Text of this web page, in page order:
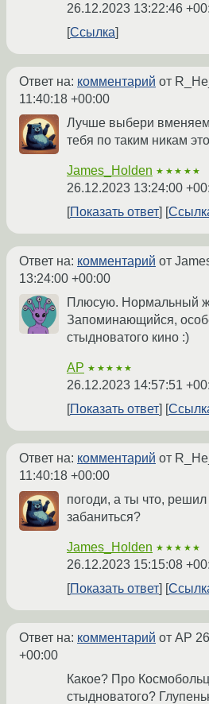
26.12.2023 13:22:46
Ссылка
Ответ на: комментарий от
11:40:18 +00:00
Лучше выбери
тебя по таким никам
James_Holden ★★★★★
26.12.2023 13:24:00
Показать ответ
Ответ на: комментарий от
13:24:00 +00:00
Плюсую. Нормальный
Запоминающийся,
стыдноватого кино :)
AP ★★★★★
26.12.2023 14:57:51
Показать ответ
Ответ на: комментарий от
11:40:18 +00:00
погоди, а ты что,
забаниться?
James_Holden ★★★★★
26.12.2023 15:15:08
Показать ответ
Ответ на: комментарий от AP
+00:00
Какое? Про
стыдноватого?